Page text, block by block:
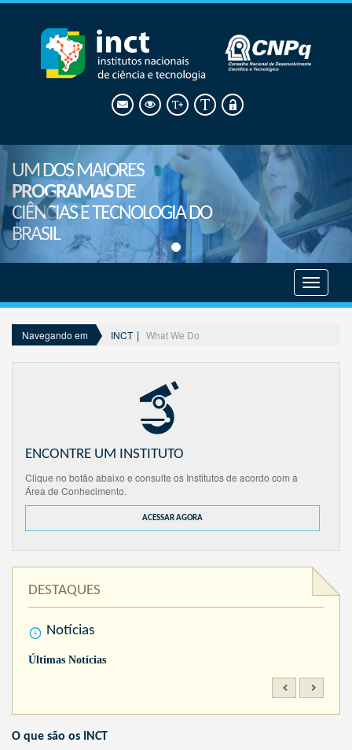
UM DOS MAIORES
PROGRAMASDE
CIÊNCIAS E TECNOLOGIA DO
BRASIL
menu
Navegando em INCT What We Do
ENCONTRE UM INSTITUTO
Clique no botão abaixo e consulte os Institutos de acordo com a
Área de Conhecimento.
ACESSAR AGORA
DESTAQUES
Notícias
Últimas Notícias
O que são os INCT